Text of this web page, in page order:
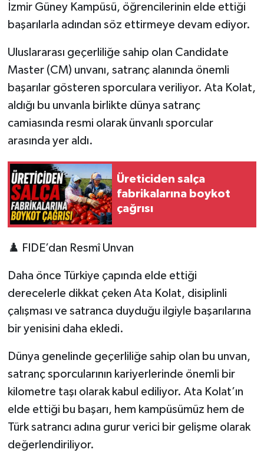
İzmir Güney Kampüsü, öğrencilerinin elde ettiği
başarılarla adından söz ettirmeye devam ediyor.
Uluslararası geçerliliğe sahip olan Candidate
Master (CM) unvanı, satranç alanında önemli
başarılar gösteren sporculara veriliyor. Ata Kolat,
aldığı bu unvanla birlikte dünya satranç
camiasında resmi olarak ünvanlı sporcular
arasında yer aldı.
Üreticiden salça
fabrikalarına boykot
çağrısı
♟️ FIDE’dan Resmî Unvan
Daha önce Türkiye çapında elde ettiği
derecelerle dikkat çeken Ata Kolat, disiplinli
çalışması ve satranca duyduğu ilgiyle başarılarına
bir yenisini daha ekledi.
Dünya genelinde geçerliliğe sahip olan bu unvan,
satranç sporcularının kariyerlerinde önemli bir
kilometre taşı olarak kabul ediliyor. Ata Kolat’ın
elde ettiği bu başarı, hem kampüsümüz hem de
Türk satrancı adına gurur verici bir gelişme olarak
değerlendiriliyor.